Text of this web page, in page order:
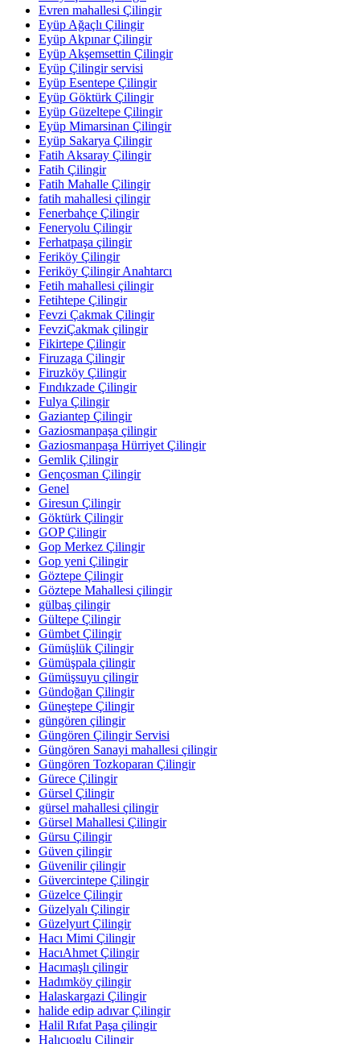
Evren mahallesi Çilingir
Eyüp Ağaçlı Çilingir
Eyüp Akpınar Çilingir
Eyüp Akşemsettin Çilingir
Eyüp Çilingir servisi
Eyüp Esentepe Çilingir
Eyüp Göktürk Çilingir
Eyüp Güzeltepe Çilingir
Eyüp Mimarsinan Çilingir
Eyüp Sakarya Çilingir
Fatih Aksaray Çilingir
Fatih Çilingir
Fatih Mahalle Çilingir
fatih mahallesi çilingir
Fenerbahçe Çilingir
Feneryolu Çilingir
Ferhatpaşa çilingir
Feriköy Çilingir
Feriköy Çilingir Anahtarcı
Fetih mahallesi çilingir
Fetihtepe Çilingir
Fevzi Çakmak Çilingir
FevziÇakmak çilingir
Fikirtepe Çilingir
Firuzaga Çilingir
Firuzköy Çilingir
Fındıkzade Çilingir
Fulya Çilingir
Gaziantep Çilingir
Gaziosmanpaşa çilingir
Gaziosmanpaşa Hürriyet Çilingir
Gemlik Çilingir
Gençosman Çilingir
Genel
Giresun Çilingir
Göktürk Çilingir
GOP Çilingir
Gop Merkez Çilingir
Gop yeni Çilingir
Göztepe Çilingir
Göztepe Mahallesi çilingir
gülbaş çilingir
Gültepe Çilingir
Gümbet Çilingir
Gümüşlük Çilingir
Gümüşpala çilingir
Gümüşsuyu çilingir
Gündoğan Çilingir
Güneştepe Çilingir
güngören çilingir
Güngören Çilingir Servisi
Güngören Sanayi mahallesi çilingir
Güngören Tozkoparan Çilingir
Gürece Çilingir
Gürsel Çilingir
gürsel mahallesi çilingir
Gürsel Mahallesi Çilingir
Gürsu Çilingir
Güven çilingir
Güvenilir çilingir
Güvercintepe Çilingir
Güzelce Çilingir
Güzelyalı Çilingir
Güzelyurt Çilingir
Hacı Mimi Çilingir
HacıAhmet Çilingir
Hacımaşlı çilingir
Hadımköy çilingir
Halaskargazi Çilingir
halide edip adıvar Çilingir
Halil Rıfat Paşa çilingir
Halıcıoglu Çilingir